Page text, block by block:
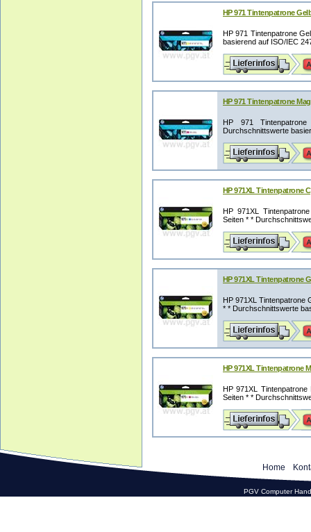
HP 971 Tintenpatrone
HP 971 Tintenpatrone
basierend auf ISO/IEC
HP 971 Tintenpatrone
HP 971
Durchschnittswerte
HP 971XL Tintenpatrone
HP 971XL
Seiten * *
HP 971XL Tintenpatrone
HP 971XL Tintenpatrone
* * Durchschnittswerte
HP 971XL Tintenpatrone
HP 971XL
Seiten * *
Home
PGV Computer